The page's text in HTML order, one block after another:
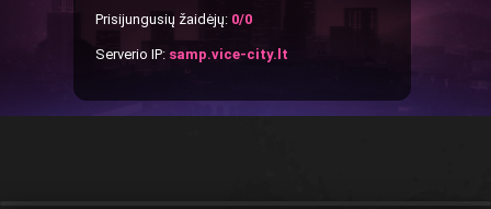
Prisijungusių žaidėjų: 0/0
Serverio IP: samp.vice-city.lt